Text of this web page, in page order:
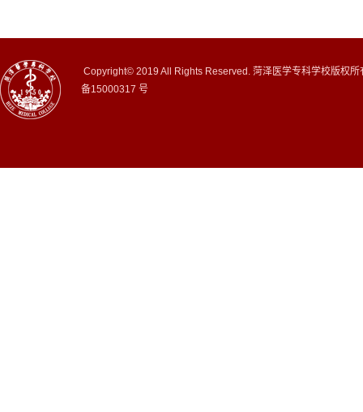
Copyright© 2019 All Rights Reserved. 菏泽医学专科学校版权
备15000317 号